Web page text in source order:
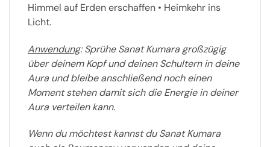
Himmel auf Erden erschaffen • Heimkehr ins
Licht.
Anwendung: Sprühe Sanat Kumara großzügig
über deinem Kopf und deinen Schultern in deine
Aura und bleibe anschließend noch einen
Moment stehen damit sich die Energie in deiner
Aura verteilen kann.
Wenn du möchtest kannst du Sanat Kumara